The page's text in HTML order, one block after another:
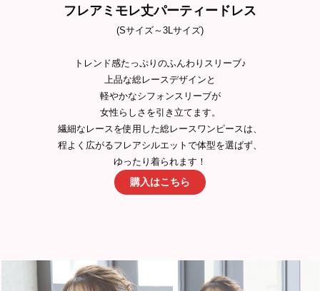
フレアミモレ丈パーティードレス
(Sサイズ～3Lサイズ)
トレンド感たっぷりのふんわりスリーブ♪
上品な総レースデザインと
軽やかなシフォンスリーブが
女性らしさを引き立てます。
繊細なレースを使用した総レースワンピースは、
程よく広がるフレアシルエットで体型を選ばず、
ゆったり着られます！
購入はこちら